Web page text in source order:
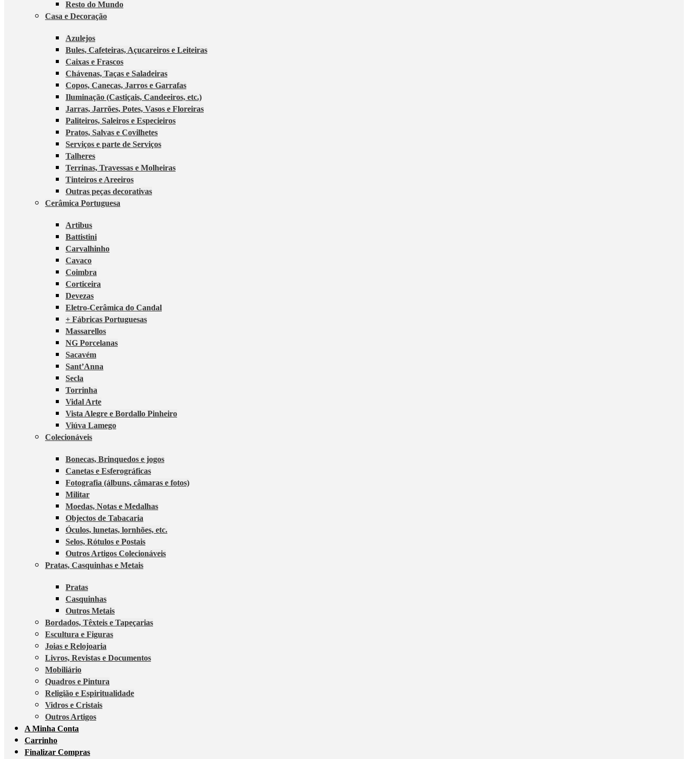
Resto do Mundo
Casa e Decoração
Azulejos
Bules, Cafeteiras, Açucareiros e Leiteiras
Caixas e Frascos
Chávenas, Taças e Saladeiras
Copos, Canecas, Jarros e Garrafas
Iluminação (Castiçais, Candeeiros, etc.)
Jarras, Jarrões, Potes, Vasos e Floreiras
Paliteiros, Saleiros e Especieiros
Pratos, Salvas e Covilhetes
Serviços e parte de Serviços
Talheres
Terrinas, Travessas e Molheiras
Tinteiros e Areeiros
Outras peças decorativas
Cerâmica Portuguesa
Artibus
Battistini
Carvalhinho
Cavaco
Coimbra
Corticeira
Devezas
Eletro-Cerâmica do Candal
+ Fábricas Portuguesas
Massarellos
NG Porcelanas
Sacavém
Sant’Anna
Secla
Torrinha
Vidal Arte
Vista Alegre e Bordallo Pinheiro
Viúva Lamego
Colecionáveis
Bonecas, Brinquedos e jogos
Canetas e Esferográficas
Fotografia (álbuns, câmaras e fotos)
Militar
Moedas, Notas e Medalhas
Objectos de Tabacaria
Óculos, lunetas, lornhões, etc.
Selos, Rótulos e Postais
Outros Artigos Colecionáveis
Pratas, Casquinhas e Metais
Pratas
Casquinhas
Outros Metais
Bordados, Têxteis e Tapeçarias
Escultura e Figuras
Joias e Relojoaria
Livros, Revistas e Documentos
Mobiliário
Quadros e Pintura
Religião e Espiritualidade
Vidros e Cristais
Outros Artigos
A Minha Conta
Carrinho
Finalizar Compras